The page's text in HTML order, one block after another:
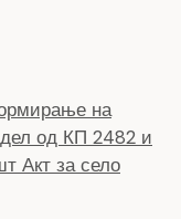
на
дел од КП 2482 и
Акт за село